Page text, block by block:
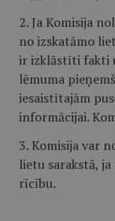
2. Ja Komisija
no izskatāmo
ir izklāstīti fakti
lēmuma
iesaistītajām
informācijai.
3. Komisija var
lietu sarakstā,
rīcību.